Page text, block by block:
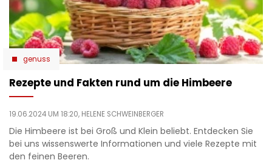
genuss
Rezepte und Fakten rund um die Himbeere
19.06.2024 UM 18:20, HELENE SCHWEINBERGER
Die Himbeere ist bei Groß und Klein beliebt. Entdecken Sie
bei uns wissenswerte Informationen und viele Rezepte mit
den feinen Beeren.